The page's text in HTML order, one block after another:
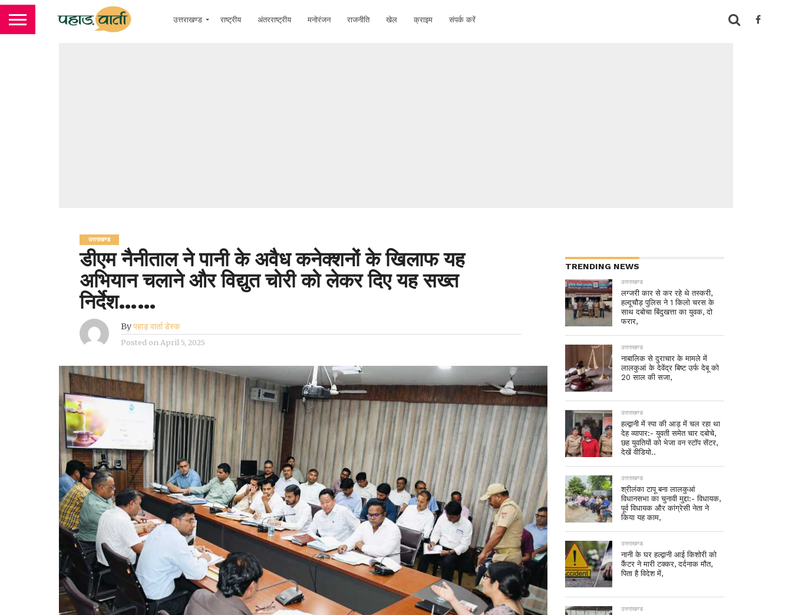
उत्तराखण्ड राष्ट्रीय अंतरराष्ट्रीय मनोरंजन राजनीति खेल क्राइम संपर्क करें
उत्तराखण्ड
डीएम नैनीताल ने पानी के अवैध कनेक्शनों के खिलाफ यह
अभियान चलाने और विद्युत चोरी को लेकर दिए यह सख्त
निर्देश……
Byपहाड़ वार्ता डेस्क
Posted on April 5, 2025
TRENDING NEWS
उत्तराखण्ड
लग्जरी कार से कर रहे थे तस्करी,
हल्दूचौड़ पुलिस ने 1 किलो चरस के
साथ दबोचा बिंदुखत्ता का युवक, दो
फरार,
उत्तराखण्ड
नाबालिक से दुराचार के मामले में
लालकुआं के देवेंद्र बिष्ट उर्फ देबू को
20 साल की सजा,
उत्तराखण्ड
हल्द्वानी में स्पा की आड़ में चल रहा था
देह व्यापार:- युवती समेत चार दबोचे,
छह युवतियों को भेजा वन स्टॉप सेंटर,
देखें वीडियो..
उत्तराखण्ड
श्रीलंका टापू बना लालकुआं
विधानसभा का चुनावी मुद्दा:- विधायक,
पूर्व विधायक और कांग्रेसी नेता ने
किया यह काम,
उत्तराखण्ड
नानी के घर हल्द्वानी आई किशोरी को
कैंटर ने मारी टक्कर, दर्दनाक मौत,
पिता है विदेश में,
उत्तराखण्ड